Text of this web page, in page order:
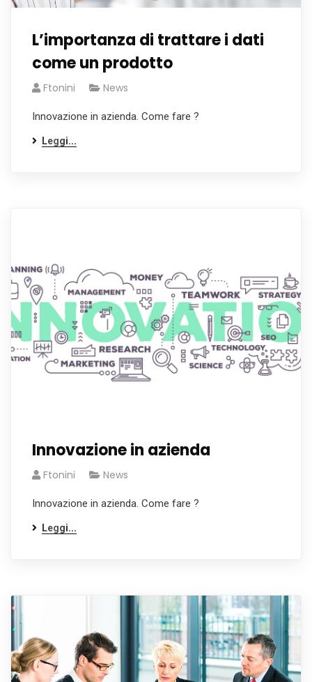
L’importanza di trattare i dati
come un prodotto
Ftonini News
Innovazione in azienda. Come fare ?
Leggi...
Innovazione in azienda
Ftonini News
Innovazione in azienda. Come fare ?
Leggi...